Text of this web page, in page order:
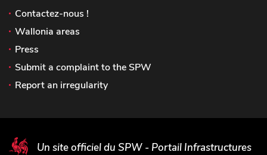
Contactez-nous !
Wallonia areas
Press
Submit a complaint to the SPW
Report an irregularity
Un site officiel du SPW - Portail Infrastructures